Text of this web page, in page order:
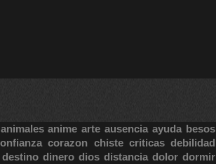
animales anime arte ausencia ayuda besos
corazon chiste criticas debilidad
destino dinero dios distancia dolor dormir